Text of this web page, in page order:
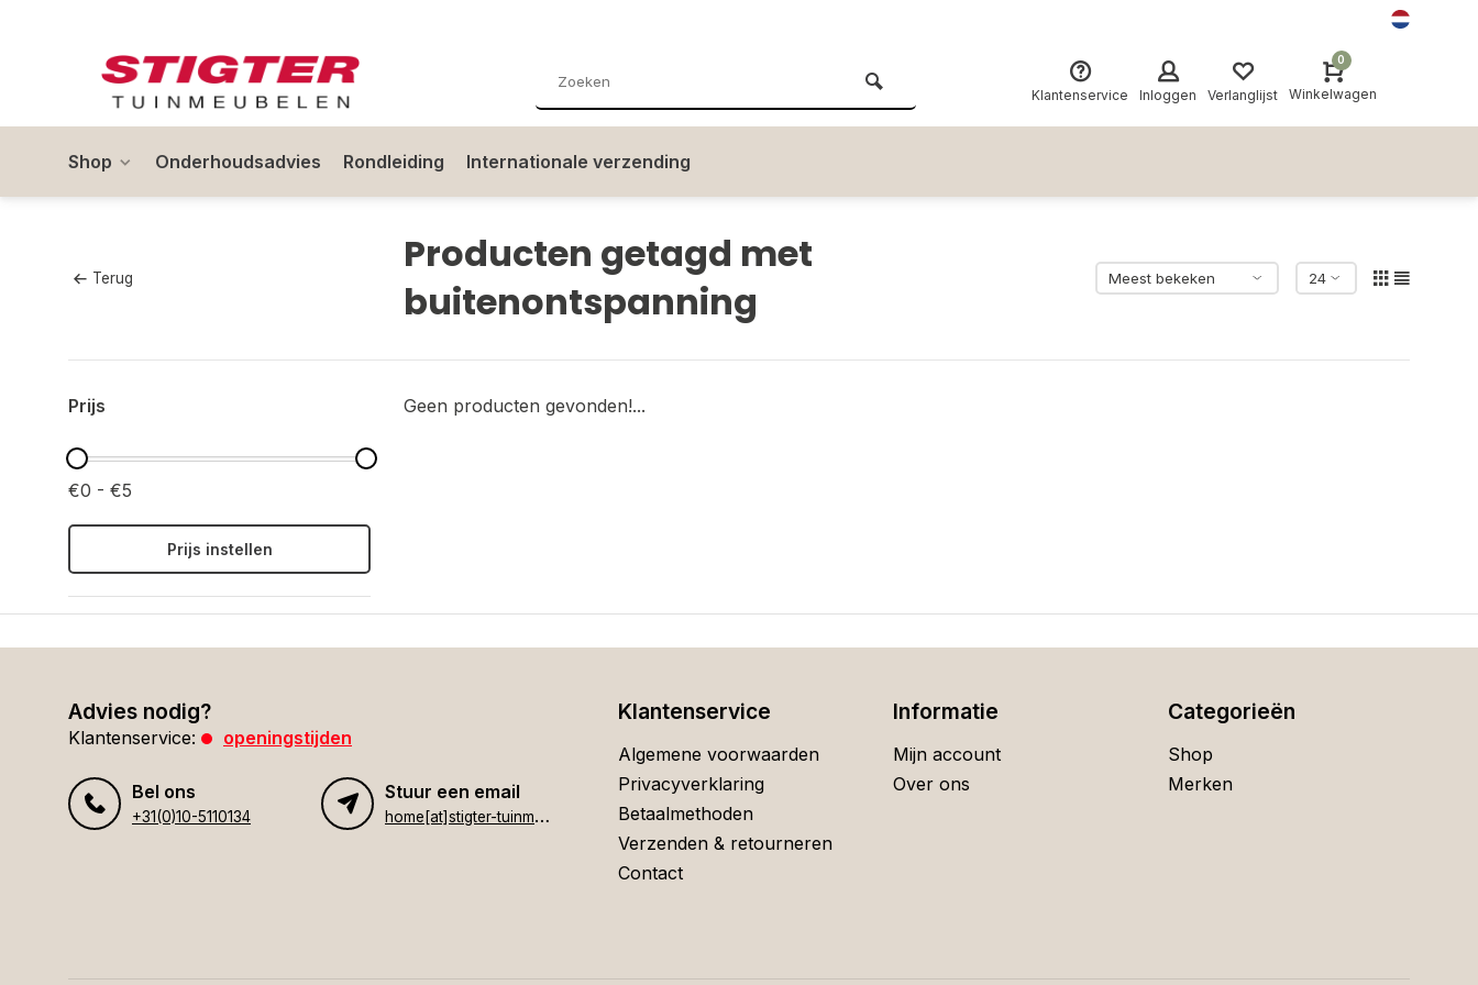
Klantenservice Inloggen Verlanglijst
0
Winkelwagen
Shop Onderhoudsadvies Rondleiding Internationale verzending
Terug
Producten getagd met
buitenontspanning
Prijs
€0 - €5
Prijs instellen
Geen producten gevonden!...
Advies nodig?
Klantenservice: openingstijden
Bel ons
+31(0)10-5110134
Stuur een email
h
ome[at]stigter-tuinmeubelen.nl
Klantenservice
Algemene voorwaarden
Privacyverklaring
Betaalmethoden
Verzenden & retourneren
Contact
Informatie
Mijn account
Over ons
Categorieën
Shop
Merken